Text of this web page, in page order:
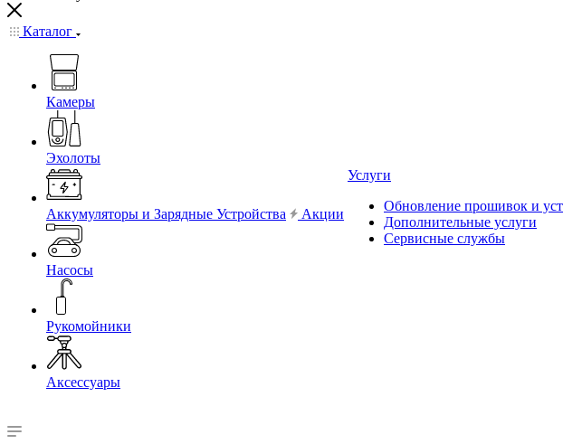
Каталог
Камеры
Эхолоты
Аккумуляторы и Зарядные Устройства
Насосы
Рукомойники
Аксессуары
Акции
Услуги
Обновление прошивок и
Дополнительные услуги
Сервисные службы